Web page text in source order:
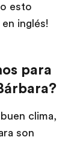
esto
inglés!
para
clima,
son